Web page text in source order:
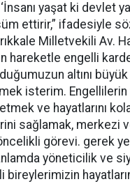
yaşat ki devlet
ettirir,” ifadesiyle
Milletvekili Av.
hareketle engelli
altını
isterim.
etmek ve hayatlarını
sağlamak, merkezi
görevi. gerek
yöneticilik ve
bireylerimizin